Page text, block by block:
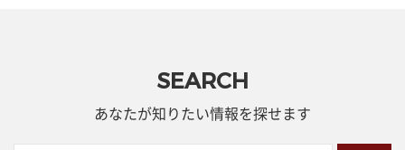
SEARCH
あなたが知りたい情報を探せます